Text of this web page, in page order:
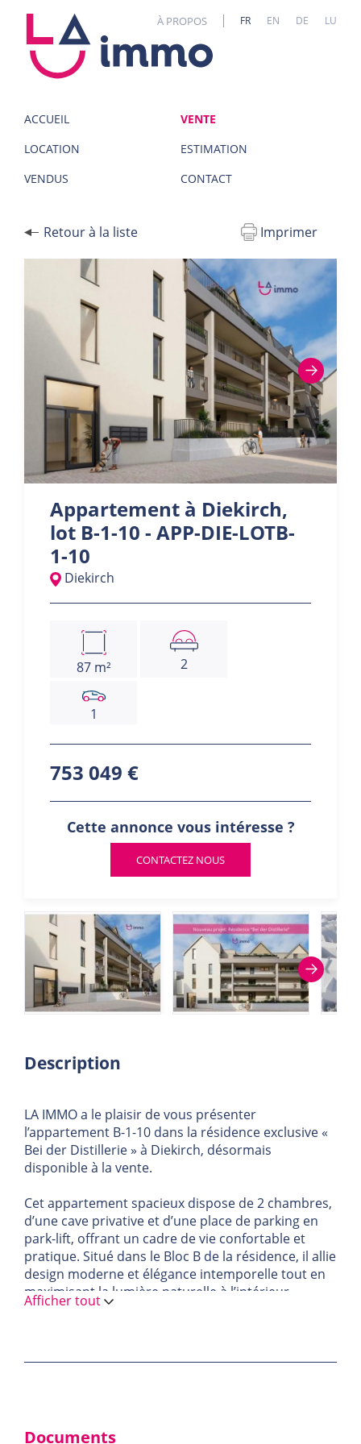
ACCUEIL
VENTE
LOCATION
ESTIMATION
VENDUS
CONTACT
À PROPOS FR EN DE LU
Retour à la liste Imprimer
Appartement à Diekirch,
lot B-1-10 - APP-DIE-LOTB-
1-10
Diekirch
87 m² 2
1
753 049 €
Cette annonce vous intéresse ?
CONTACTEZ NOUS
Description
LA IMMO a le plaisir de vous présenter
l’appartement B-1-10 dans la résidence exclusive «
Bei der Distillerie » à Diekirch, désormais
disponible à la vente.
Cet appartement spacieux dispose de 2 chambres,
d’une cave privative et d’une place de parking en
park-lift, offrant un cadre de vie confortable et
pratique. Situé dans le Bloc B de la résidence, il allie
design moderne et élégance intemporelle tout en
maximisant la lumière naturelle à l’intérieur.
représente un nouvel art de vivre, alliant sérénité,
particulière aux détails.
Afficher tout
Documents